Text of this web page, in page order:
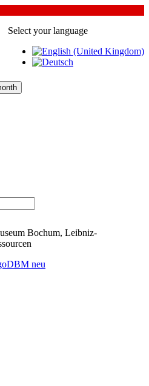
Select your language
Bochum, Leibniz-